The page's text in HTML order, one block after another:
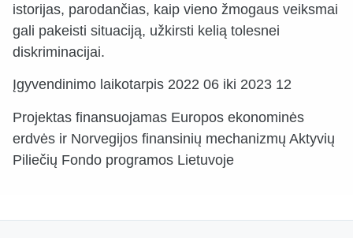
istorijas, parodančias, kaip vieno žmogaus veiksmai
gali pakeisti situaciją, užkirsti kelią tolesnei
diskriminacijai.
Įgyvendinimo laikotarpis 2022 06 iki 2023 12
Projektas finansuojamas Europos ekonominės
erdvės ir Norvegijos finansinių mechanizmų Aktyvių
Piliečių Fondo programos Lietuvoje